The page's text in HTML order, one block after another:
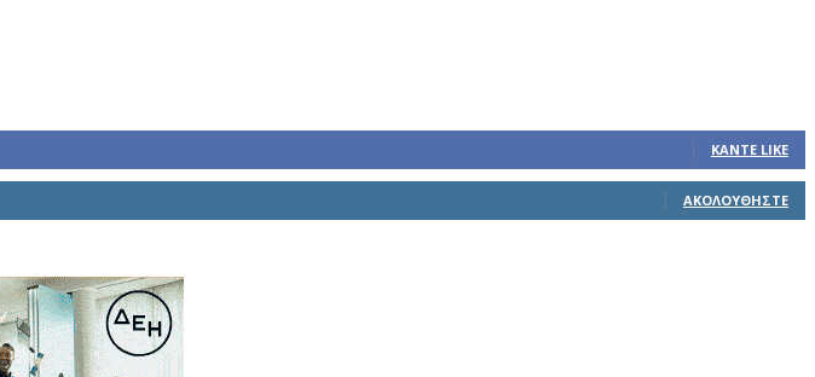
ΚΆΝΤΕ LIKE
ΑΚΟΛΟΥΘΉΣΤΕ